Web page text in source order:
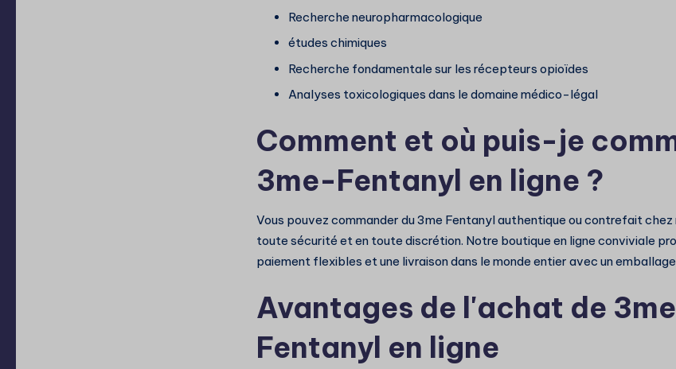
Recherche neuropharmacologique
études chimiques
Recherche fondamentale sur les récepteurs opioïdes
Analyses toxicologiques dans le domaine médico-légal
Comment et où puis-je
3me-Fentanyl en ligne ?
Vous pouvez commander du 3me Fentanyl authentique ou contrefait chez
toute sécurité et en toute discrétion. Notre boutique en ligne conviviale
paiement flexibles et une livraison dans le monde entier avec un
Avantages de l'achat de
Fentanyl en ligne